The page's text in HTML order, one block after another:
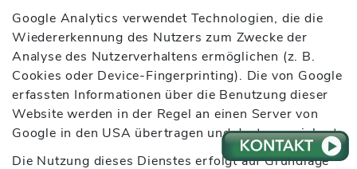
Google Analytics verwendet Technologien, die die
Wiedererkennung des Nutzers zum Zwecke der
Analyse des Nutzerverhaltens ermöglichen (z. B.
Cookies oder Device-Fingerprinting). Die von Google
erfassten Informationen über die Benutzung dieser
Website werden in der Regel an einen Server von
Google in den USA übertragen und dort gespeichert.
Die Nutzung dieses Dienstes erfolgt auf Grundlage